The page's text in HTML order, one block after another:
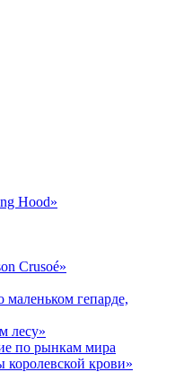
Hood»
Crusoé»
гепарде,
лесу»
по рынкам мира
крови»